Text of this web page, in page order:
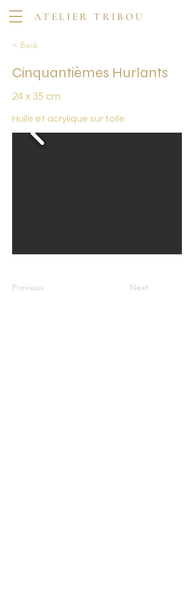
ATELIER TRIBOU
< Back
Cinquantièmes Hurlants
24 x 35 cm
Huile et acrylique sur toile
Previous Next